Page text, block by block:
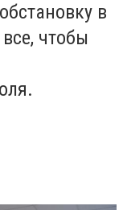
в
чтобы